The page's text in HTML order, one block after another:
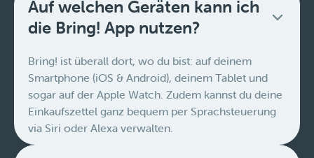
Auf welchen Geräten kann ich
die Bring! App nutzen?
Bring! ist überall dort, wo du bist: auf deinem
Smartphone (iOS & Android), deinem Tablet und
sogar auf der Apple Watch. Zudem kannst du deine
Einkaufszettel ganz bequem per Sprachsteuerung
via Siri oder Alexa verwalten.